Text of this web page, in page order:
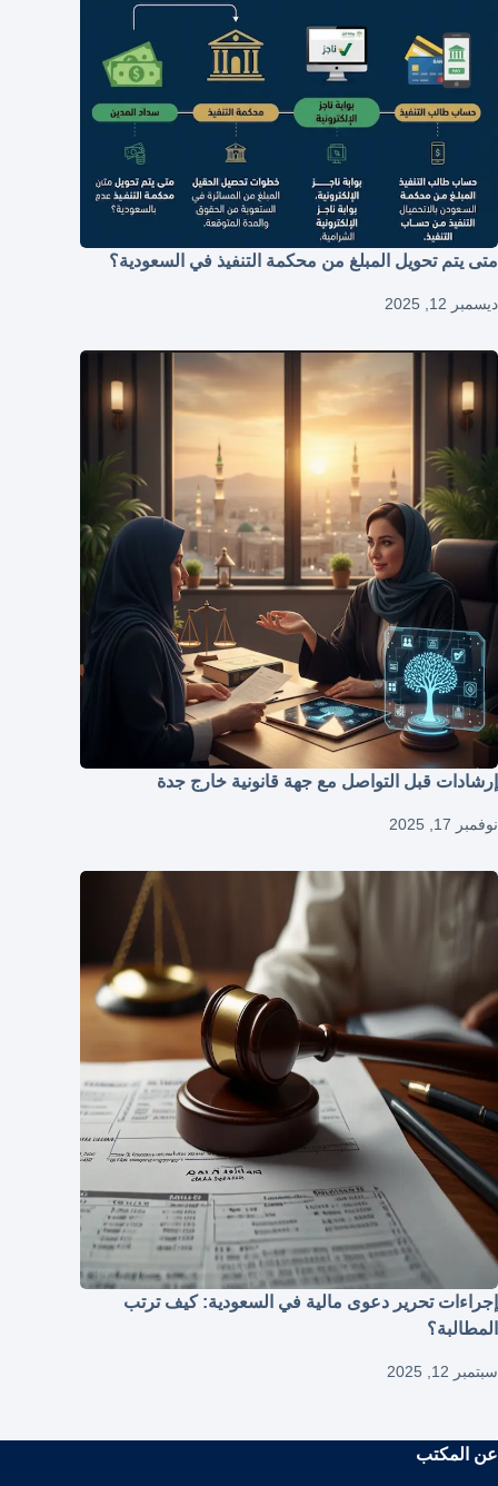
متى يتم تحويل المبلغ من محكمة التنفيذ في السعودية؟
ديسمبر 12, 2025
إرشادات قبل التواصل مع جهة قانونية خارج جدة
نوفمبر 17, 2025
إجراءات تحرير دعوى مالية في السعودية: كيف ترتب
المطالبة؟
سبتمبر 12, 2025
عن المكتب